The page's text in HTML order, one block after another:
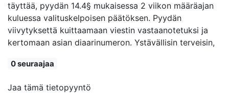
täyttää, pyydän 14.4§ mukaisessa 2 viikon määräajan
kuluessa valituskelpoisen päätöksen. Pyydän
viivytyksettä kuittaamaan viestin vastaanotetuksi ja
kertomaan asian diaarinumeron. Ystävällisin terveisin,
0 seuraajaa
Jaa tämä tietopyyntö